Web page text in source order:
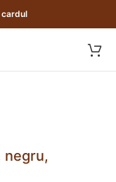
cardul
negru,